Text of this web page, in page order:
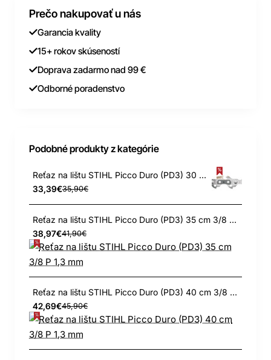
Prečo nakupovať u nás
Garancia kvality
15+ rokov skúseností
Doprava zadarmo nad 99 €
Odborné poradenstvo
Podobné produkty z kategórie
Reťaz na lištu STIHL Picco Duro (PD3) 30 cm 3/8 P 1,3 mm
33,39€35,90€
Reťaz na lištu STIHL Picco Duro (PD3) 35 cm 3/8 P 1,3 mm
38,97€41,90€
Reťaz na lištu STIHL Picco Duro (PD3) 40 cm 3/8 P 1,3 mm
42,69€45,90€